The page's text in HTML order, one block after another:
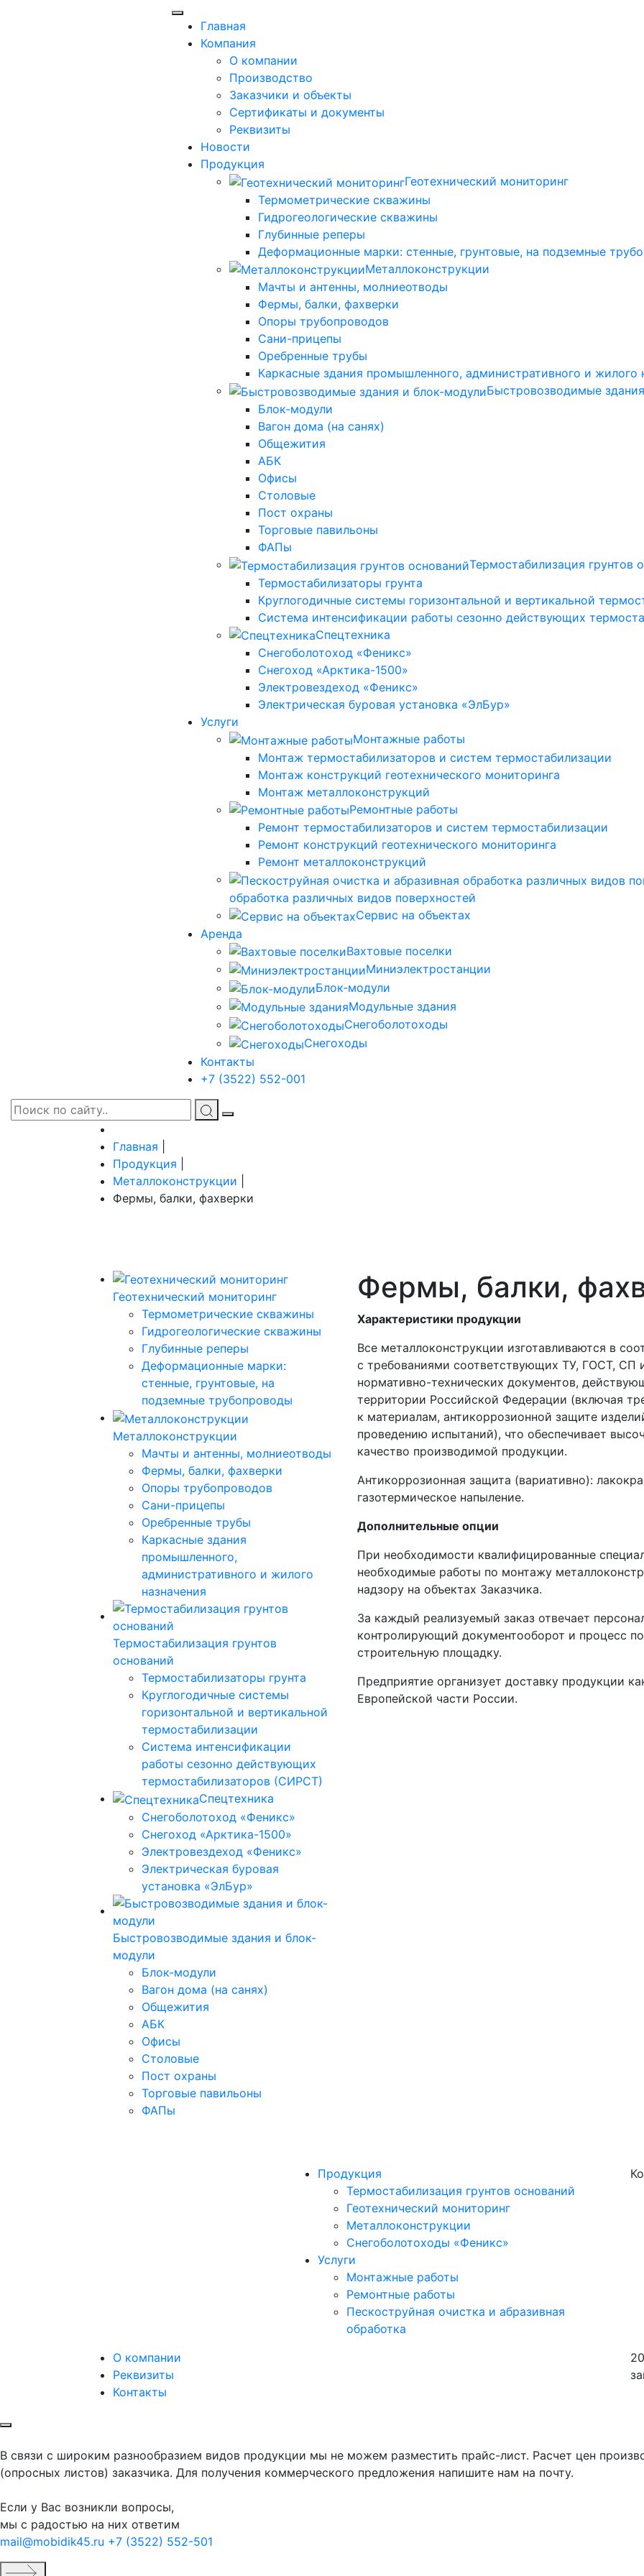
Главная
Компания
О компании
Производство
Заказчики и объекты
Сертификаты и документы
Реквизиты
Новости
Продукция
Геотехнический мониторинг
Термометрические скважины
Гидрогеологические скважины
Глубинные реперы
Деформационные марки: стенные, грунтовые, на подземные
Металлоконструкции
Мачты и антенны, молниеотводы
Фермы, балки, фахверки
Опоры трубопроводов
Сани-прицепы
Оребренные трубы
Каркасные здания промышленного, административного и жилого
Быстровозводимые
Блок-модули
Вагон дома (на санях)
Общежития
АБК
Офисы
Столовые
Пост охраны
Торговые павильоны
ФАПы
Термостабилизация грунтов
Термостабилизаторы грунта
Круглогодичные системы горизонтальной и вертикальной
Система интенсификации работы сезонно действующих
Спецтехника
Снегоболотоход «Феникс»
Снегоход «Арктика-1500»
Электровездеход «Феникс»
Электрическая буровая установка «ЭлБур»
Услуги
Монтажные работы
Монтаж термостабилизаторов и систем термостабилизации
Монтаж конструкций геотехнического мониторинга
Монтаж металлоконструкций
Ремонтные работы
Ремонт термостабилизаторов и систем термостабилизации
Ремонт конструкций геотехнического мониторинга
Ремонт металлоконструкций
обработка различных видов поверхностей
Сервис на объектах
Аренда
Вахтовые поселки
Миниэлектростанции
Блок-модули
Модульные здания
Снегоболотоходы
Снегоходы
Контакты
+7 (3522) 552-001
Главная
Продукция
Металлоконструкции
Фермы, балки, фахверки
Геотехнический мониторинг
Термометрические скважины
Гидрогеологические скважины
Глубинные реперы
Деформационные марки:
стенные, грунтовые, на
подземные трубопроводы
Металлоконструкции
Мачты и антенны, молниеотводы
Фермы, балки, фахверки
Опоры трубопроводов
Сани-прицепы
Оребренные трубы
Каркасные здания
промышленного,
административного и жилого
назначения
Термостабилизация грунтов
оснований
Термостабилизаторы грунта
Круглогодичные системы
горизонтальной и вертикальной
термостабилизации
Система интенсификации
работы сезонно действующих
термостабилизаторов (СИРСТ)
Спецтехника
Снегоболотоход «Феникс»
Снегоход «Арктика-1500»
Электровездеход «Феникс»
Электрическая буровая
установка «ЭлБур»
Быстровозводимые здания и блок-
модули
Блок-модули
Вагон дома (на санях)
Общежития
АБК
Офисы
Столовые
Пост охраны
Торговые павильоны
ФАПы
Фермы, балки,
Характеристики продукции
Все металлоконструкции изготавливаются в
с требованиями соответствующих ТУ, ГОСТ, СП
нормативно-технических документов,
территории Российской Федерации (включая
к материалам, антикоррозионной защите
проведению испытаний), что обеспечивает
качество производимой продукции.
Антикоррозионная защита (вариативно):
газотермическое напыление.
Дополнительные опции
При необходимости квалифицированные
необходимые работы по монтажу
надзору на объектах Заказчика.
За каждый реализуемый заказ отвечает
контролирующий документооборот и процесс
строительную площадку.
Предприятие организует доставку продукции
Европейской части России.
Продукция
Термостабилизация грунтов оснований
Геотехнический мониторинг
Металлоконструкции
Снегоболотоходы «Феникс»
Услуги
Монтажные работы
Ремонтные работы
Пескоструйная очистка и абразивная
обработка
О компании
Реквизиты
Контакты
В связи с широким разнообразием видов продукции мы не можем разместить прайс-лист. Расчет цен
(опросных листов) заказчика. Для получения коммерческого предложения напишите нам на почту.
Если у Вас возникли вопросы,
мы с радостью на них ответим
mail@mobidik45.ru +7 (3522) 552-501